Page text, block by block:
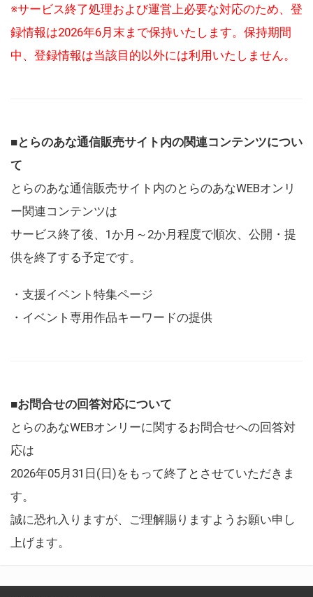
※サービス終了処理および運営上必要な対応のため、登
録情報は2026年6月末まで保持いたします。保持期間
中、登録情報は当該目的以外には利用いたしません。
■とらのあな通信販売サイト内の関連コンテンツについ
て
とらのあな通信販売サイト内のとらのあなWEBオンリ
ー関連コンテンツは
サービス終了後、1か月～2か月程度で順次、公開・提
供を終了する予定です。
・支援イベント特集ページ
・イベント専用作品キーワードの提供
■お問合せの回答対応について
とらのあなWEBオンリーに関するお問合せへの回答対
応は
2026年05月31日(日)をもって終了とさせていただきま
す。
誠に恐れ入りますが、ご理解賜りますようお願い申し
上げます。